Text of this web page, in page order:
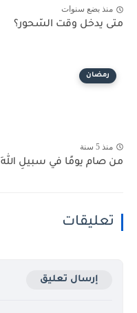
منذ بضع سنوات
متى يدخل وقت السّحور؟
رمضان
منذ 5 سنة
من صام يومًا في سبيلِ اللهِ
تعليقات
إرسال تعليق